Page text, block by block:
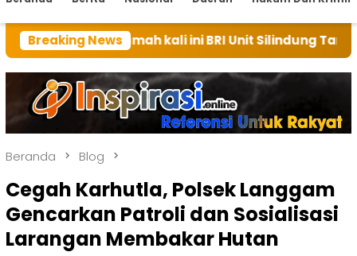
Breaking News
rumah kali ini BRI Unit Silindung Tarutung Ingatkan
Beranda Blog
Cegah Karhutla, Polsek Langgam
Gencarkan Patroli dan Sosialisasi
Larangan Membakar Hutan